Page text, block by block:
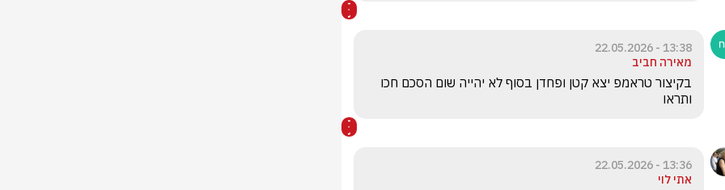
13:38 - 22.05.2026
מאירה חביב
ותראו
13:36 - 22.05.2026
אתי לוי